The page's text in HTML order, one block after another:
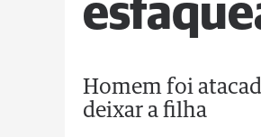
Homem foi
deixar a filha